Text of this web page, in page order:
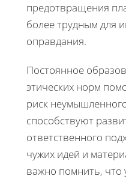
предотвращения
более трудным для
оправдания.
Постоянное
этических норм
риск
способствуют
ответственного
чужих идей и
важно помнить, что